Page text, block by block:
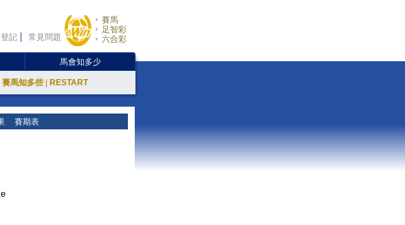
登記 常見問題
賽馬
足智彩
六合彩
馬會知多少
賽馬知多些 RESTART
賽期表